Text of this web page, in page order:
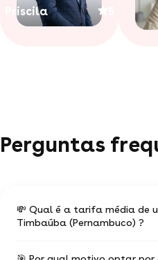
Priscila
Perguntas
💸 Qual é a tarifa média de
Timbaúba (Pernambuco) ?